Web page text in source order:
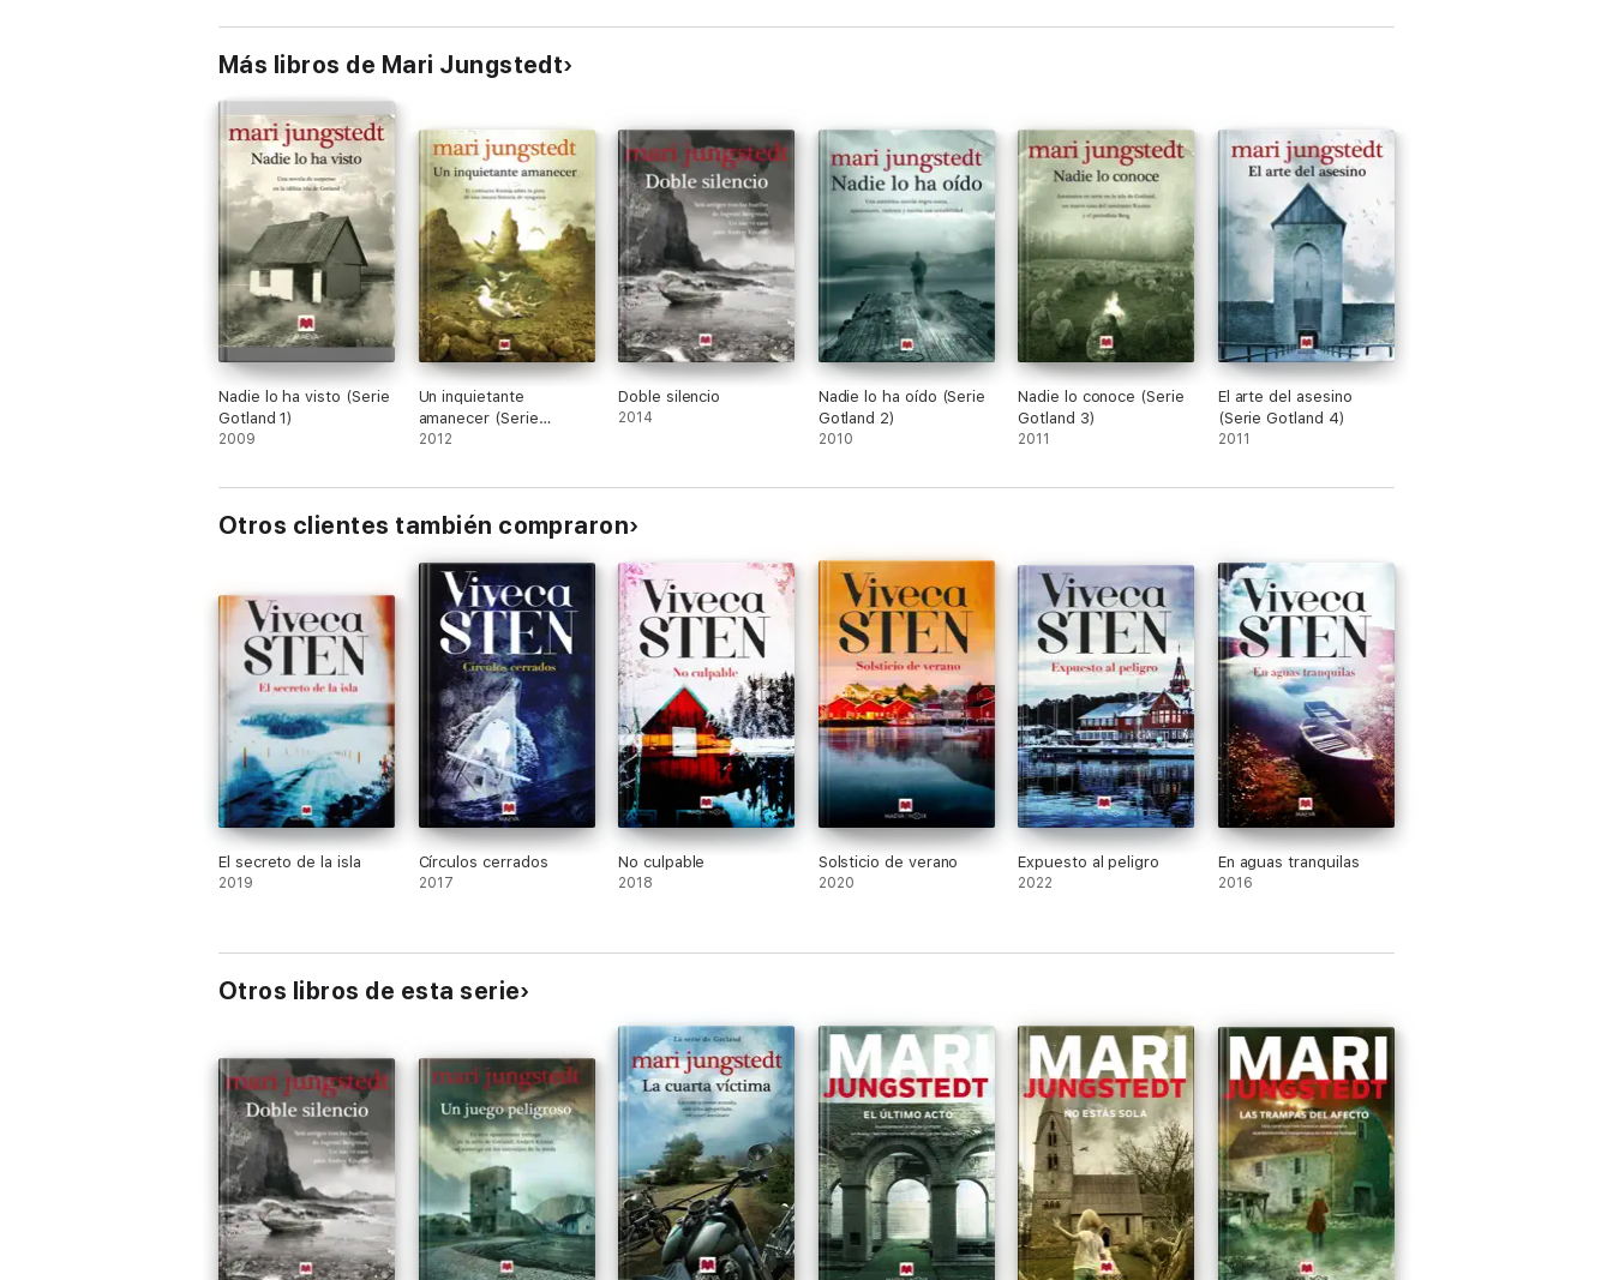
Más libros de Mari Jungstedt
Nadie lo ha visto (Serie
Gotland 1)
2009
Un inquietante
amanecer (Serie
Gotland 5)
2012
Doble silencio
2014
Nadie lo ha oído (Serie
Gotland 2)
2010
Nadie lo conoce (Serie
Gotland 3)
2011
El arte del asesino
(Serie Gotland 4)
2011
Otros clientes también compraron
El secreto de la isla
2019
Círculos cerrados
2017
No culpable
2018
Solsticio de verano
2020
Expuesto al peligro
2022
En aguas tranquilas
2016
Otros libros de esta serie